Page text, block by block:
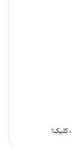
کلیک!